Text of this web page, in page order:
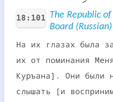
18:101 The Republiс
Board
На их глазах была
их от поминания
Куръана]. Они были
слышать [и